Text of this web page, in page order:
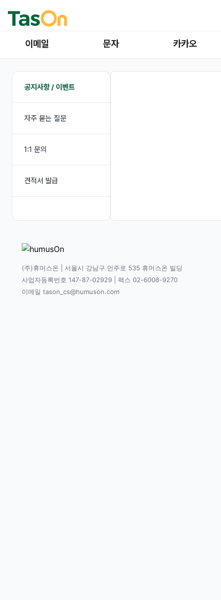
이메일 문자 카카오
공지사항 / 이벤트
자주 묻는 질문
1:1 문의
견적서 발급
(주)휴머스온 | 서울시 강남구 언주로 535 휴머스온 빌딩
사업자등록번호 147-87-02929 | 팩스 02-6008-9270
이메일 tason_cs@humuson.com